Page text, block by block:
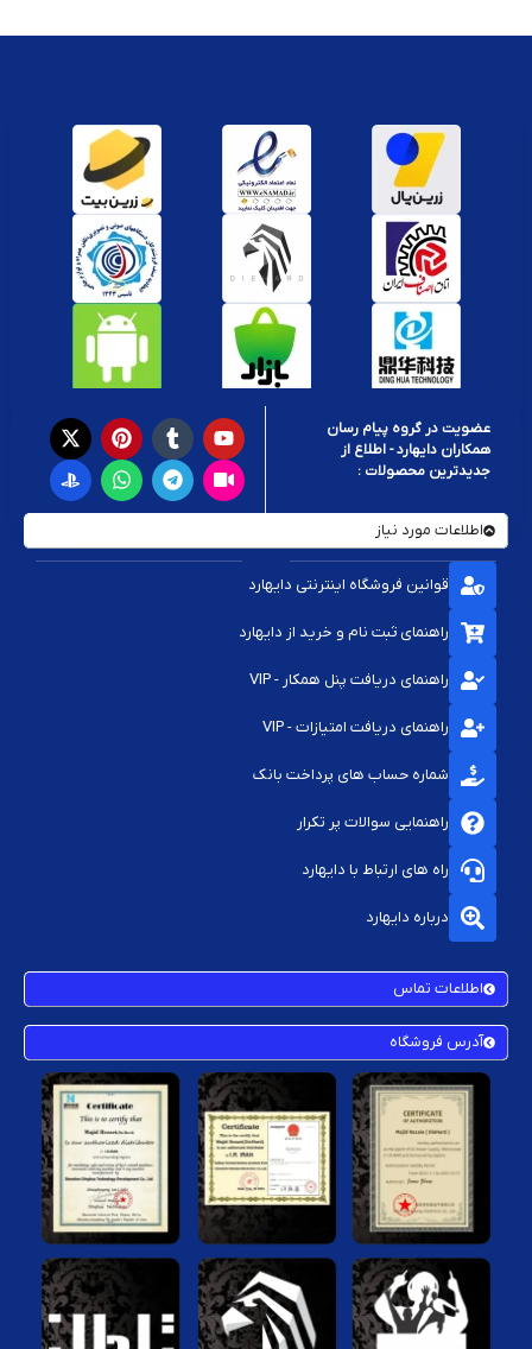
عضویت در گروه پیام رسان
همکاران دایهارد - اطلاع از
جدیدترین محصولات :
اطلاعات مورد نیاز
قوانین فروشگاه اینترنتی دایهارد
راهنمای ثبت نام و خرید از دایهارد
راهنمای دریافت پنل همکار - VIP
راهنمای دریافت امتیازات - VIP
شماره حساب های پرداخت بانک
راهنمایی سوالات پر تکرار
راه های ارتباط با دایهارد
درباره دایهارد
اطلاعات تماس
آدرس فروشگاه